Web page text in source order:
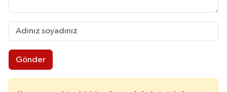
Gönder